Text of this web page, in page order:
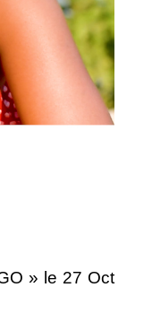
» le 27 Oct